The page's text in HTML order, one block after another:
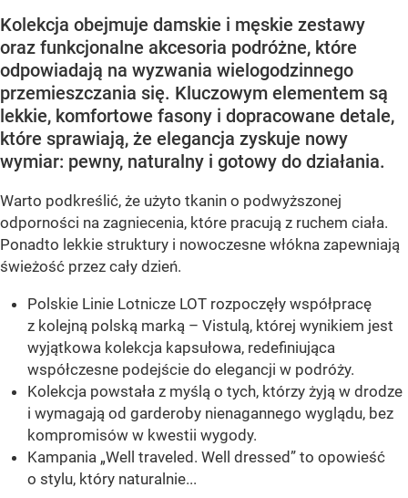
Kolekcja obejmuje damskie i męskie zestawy
oraz funkcjonalne akcesoria podróżne, które
odpowiadają na wyzwania wielogodzinnego
przemieszczania się. Kluczowym elementem są
lekkie, komfortowe fasony i dopracowane detale,
które sprawiają, że elegancja zyskuje nowy
wymiar: pewny, naturalny i gotowy do działania.
Warto podkreślić, że użyto tkanin o podwyższonej
odporności na zagniecenia, które pracują z ruchem ciała.
Ponadto lekkie struktury i nowoczesne włókna zapewniają
świeżość przez cały dzień.
Polskie Linie Lotnicze LOT rozpoczęły współpracę
z kolejną polską marką – Vistulą, której wynikiem jest
wyjątkowa kolekcja kapsułowa, redefiniująca
współczesne podejście do elegancji w podróży.
Kolekcja powstała z myślą o tych, którzy żyją w drodze
i wymagają od garderoby nienagannego wyglądu, bez
kompromisów w kwestii wygody.
Kampania „Well traveled. Well dressed” to opowieść
o stylu, który naturalnie...